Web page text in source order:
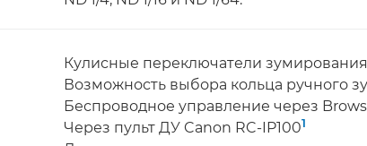
Кулисные переключатели
Возможность выбора кольца ручного
Беспроводное управление через
Через пульт ДУ Canon RC-IP1001